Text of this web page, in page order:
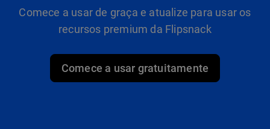
Comece a usar de graça e atualize para usar os
recursos premium da Flipsnack
Comece a usar gratuitamente